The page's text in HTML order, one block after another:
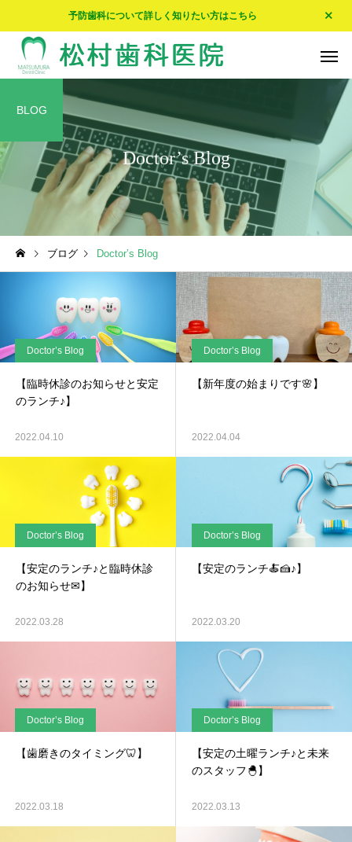
予防歯科について詳しく知りたい方はこちら
予防歯科 入れ歯・
ホワイトニング
Doctor’s Blog
☀エアコンが…☀
Doctor’s Blog
🍵我が家の家紋🍵
Doctor’s Blog
BLOG
ブログ Doctor’s Blog
Doctor’s Blog
【臨時休診のお知らせと安定
のランチ♪】
2022.04.10
Doctor’s Blog
【新年度の始まりです🌸】
2022.04.04
Doctor’s Blog
【安定のランチ♪と臨時休診
のお知らせ✉】
2022.03.28
Doctor’s Blog
【安定のランチ🍝🍰♪】
2022.03.20
Doctor’s Blog
【歯磨きのタイミング🦷】
2022.03.18
Doctor’s Blog
【安定の土曜ランチ♪と未来
のスタッフ🐣】
2022.03.13